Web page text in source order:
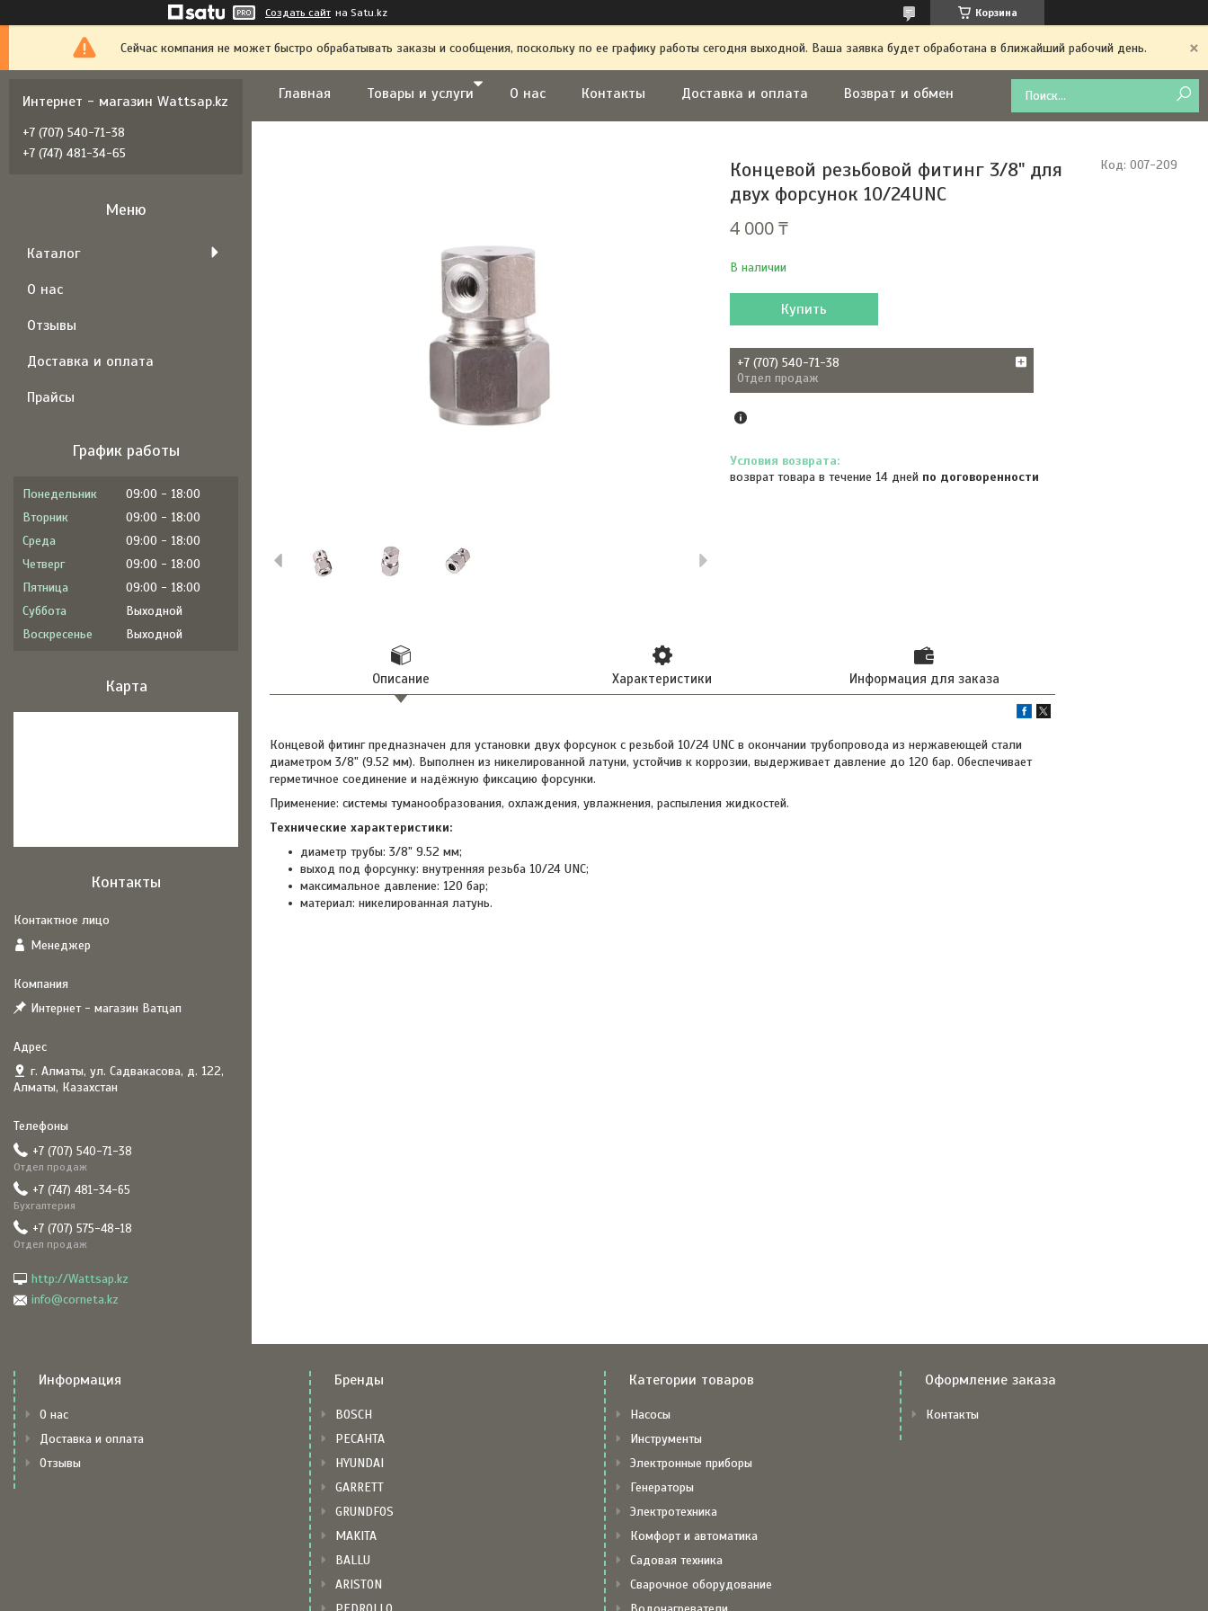
Создать сайт на Satu.kz Корзина
Сейчас компания не может быстро обрабатывать заказы и сообщения, поскольку по ее графику работы сегодня выходной. Ваша заявка будет обработана в ближайший рабочий день.
Главная Товары и услуги О нас Контакты Доставка и оплата Возврат и обмен
Концевой резьбовой фитинг 3/8" для
двух форсунок 10/24UNC
4 000 ₸
В наличии
Код: 007-209
Купить
+7 (707) 540-71-38
Отдел продаж
возврат товара в течение 14 дней по договоренности
Описание Характеристики Информация для заказа
Концевой фитинг предназначен для установки двух форсунок с резьбой 10/24 UNC в окончании трубопровода из нержавеющей стали
диаметром 3/8" (9.52 мм). Выполнен из никелированной латуни, устойчив к коррозии, выдерживает давление до 120 бар. Обеспечивает
герметичное соединение и надёжную фиксацию форсунки.
Применение: системы туманообразования, охлаждения, увлажнения, распыления жидкостей.
Технические характеристики:
диаметр трубы: 3/8" 9.52 мм;
выход под форсунку: внутренняя резьба 10/24 UNC;
максимальное давление: 120 бар;
материал: никелированная латунь.
Интернет - магазин Wattsap.kz
+7 (707) 540-71-38
+7 (747) 481-34-65
Каталог
О нас
Отзывы
Доставка и оплата
Прайсы
График работы
Понедельник 09:00
18:00
Вторник
09:00
18:00
Среда
09:00
18:00
Четверг
09:00
18:00
Пятница
09:00
18:00
Суббота
Выходной
Воскресенье
Выходной
Карта
Контакты
Менеджер
Интернет - магазин Ватцап
г. Алматы, ул. Садвакасова, д. 122,
Алматы, Казахстан
+7 (707) 540-71-38
Отдел продаж
+7 (747) 481-34-65
Бухгалтерия
+7 (707) 575-48-18
Отдел продаж
http://Wattsap.kz
info@corneta.kz
Информация
О нас
Доставка и оплата
Отзывы
Бренды
BOSCH
РЕСАНТА
HYUNDAI
GARRETT
GRUNDFOS
MAKITA
BALLU
ARISTON
Категории товаров
Насосы
Инструменты
Электронные приборы
Генераторы
Электротехника
Комфорт и автоматика
Садовая техника
Сварочное оборудование
Оформление заказа
Контакты